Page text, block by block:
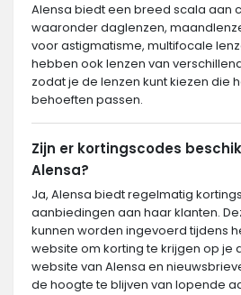
Alensa biedt een breed scala aan
waaronder daglenzen,
voor astigmatisme, multifocale
hebben ook lenzen van
zodat je de lenzen kunt kiezen die
behoeften passen.
Zijn er kortingscodes
Alensa?
Ja, Alensa biedt regelmatig
aanbiedingen aan haar klanten.
kunnen worden ingevoerd tijdens
website om korting te krijgen op je
website van Alensa en
de hoogte te blijven van lopende